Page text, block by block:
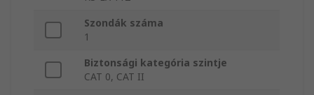
Szondák száma
1
Biztonsági kategória szintje
CAT 0, CAT II